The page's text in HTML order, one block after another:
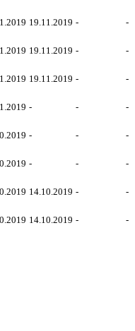
19.11.2019 - -
19.11.2019 - -
19.11.2019 - -
- - -
- - -
- - -
14.10.2019 - -
14.10.2019 - -